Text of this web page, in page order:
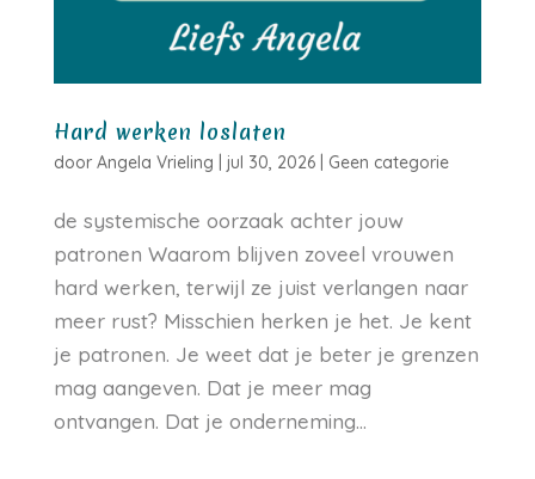
Hard werken loslaten
door Angela Vrieling jul 30, 2026| Geen categorie
de systemische oorzaak achter jouw
patronen Waarom blijven zoveel vrouwen
hard werken, terwijl ze juist verlangen naar
meer rust? Misschien herken je het. Je kent
je patronen. Je weet dat je beter je grenzen
mag aangeven. Dat je meer mag
ontvangen. Dat je onderneming...